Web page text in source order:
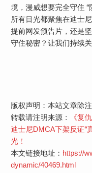
境，漫威想要完全守住 “
所有目光都聚焦在迪士
提前网发预告片，还是
守住秘密？让我们持续
版权声明：本站文章除
转载请注明来源：
《复
迪士尼DMCA下架反证“
光！
本文链接地址： https://
dynamic/40469.html